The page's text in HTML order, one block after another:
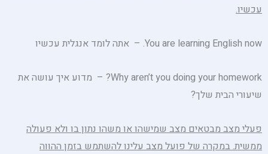
עכשיו.
You are learning English now. – אתה לומד אנגלית עכשיו
Why aren’t you doing your homework? – מדוע איך עושה את
שיעורי הבית שלך?
פעלי מצב מבטאים מצב שמישהו או משהו נתון בו ולא פעולה
ממשית. במקרה של פועל מצב עלינו להשתמש בזמן ההווה